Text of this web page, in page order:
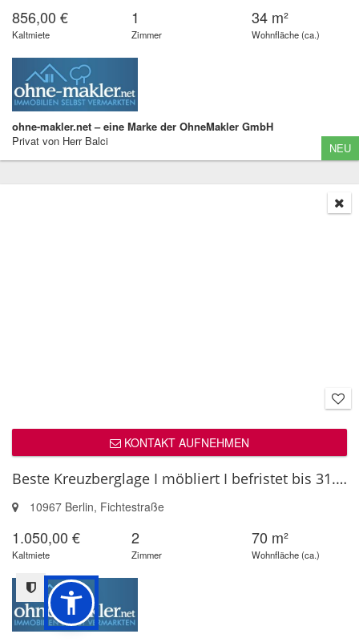
856,00 €
Kaltmiete
1
Zimmer
34 m²
Wohnfläche (ca.)
ohne-makler.net – eine Marke der OhneMakler GmbH
Privat von Herr Balci
NEU
KONTAKT AUFNEHMEN
Beste Kreuzberglage I möbliert I befristet bis 31.10.26 I Fichtestraße...
10967 Berlin, Fichtestraße
1.050,00 €
Kaltmiete
2
Zimmer
70 m²
Wohnfläche (ca.)